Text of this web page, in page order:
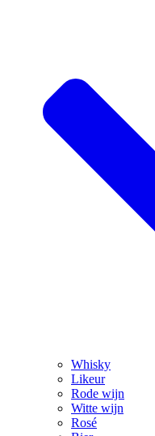
Whisky
Likeur
Rode wijn
Witte wijn
Rosé